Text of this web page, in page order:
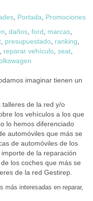
Portada
Promociones
daños ford marcas
presupuestado ranking
reparar vehículo seat
imaginar tienen un
de la red y/o
los vehículos a los que
lo hemos diferenciado
automóviles que más se
de automóviles de los
de la reparación
los coches que más se
de la red Gestirep.
más interesadas en reparar,